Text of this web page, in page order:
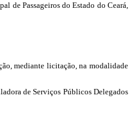
de Passageiros do Estado do Ceará,
mediante licitação, na modalidade
de Serviços Públicos Delegados